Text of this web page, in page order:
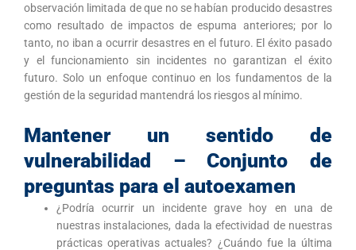
observación limitada de que no se habían producido desastres
como resultado de impactos de espuma anteriores; por lo
tanto, no iban a ocurrir desastres en el futuro. El éxito pasado
y el funcionamiento sin incidentes no garantizan el éxito
futuro. Solo un enfoque continuo en los fundamentos de la
gestión de la seguridad mantendrá los riesgos al mínimo.
Mantener un sentido de
vulnerabilidad – Conjunto de
preguntas para el autoexamen
¿Podría ocurrir un incidente grave hoy en una de
nuestras instalaciones, dada la efectividad de nuestras
prácticas operativas actuales? ¿Cuándo fue la última